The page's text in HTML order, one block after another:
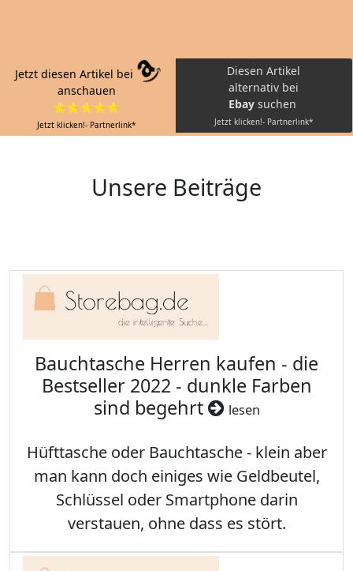
Jetzt diesen Artikel bei
anschauen
⭐⭐⭐⭐⭐
Jetzt klicken!- Partnerlink*
Diesen Artikel
alternativ bei
Ebay suchen
Jetzt klicken!- Partnerlink*
Unsere Beiträge
Bauchtasche Herren kaufen - die
Bestseller 2022 - dunkle Farben
sind begehrt
lesen
Hüfttasche oder Bauchtasche - klein aber
man kann doch einiges wie Geldbeutel,
Schlüssel oder Smartphone darin
verstauen, ohne dass es stört.